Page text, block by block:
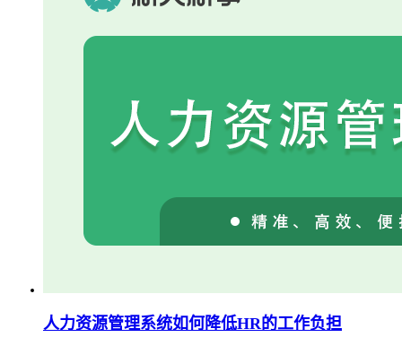
人力资源管理系统如何降低HR的工作负担